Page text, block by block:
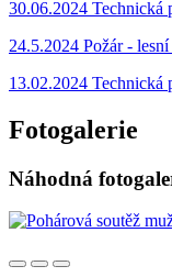
30.06.2024 Technická
24.5.2024 Požár -
13.02.2024 Technická
Fotogalerie
Náhodná